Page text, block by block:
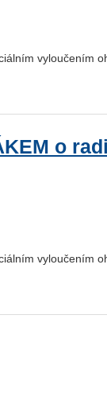
vyloučením
o
vyloučením